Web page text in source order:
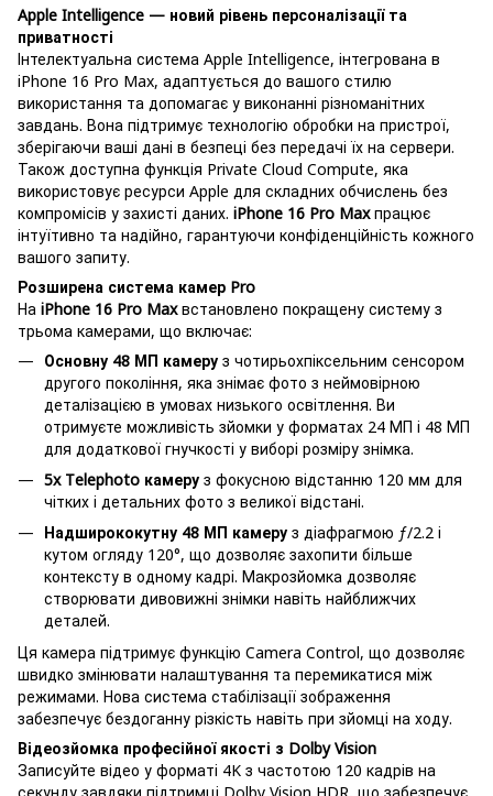
Apple Intelligence — новий рівень персоналізації та
приватності
Інтелектуальна система Apple Intelligence, інтегрована в
iPhone 16 Pro Max, адаптується до вашого стилю
використання та допомагає у виконанні різноманітних
завдань. Вона підтримує технологію обробки на пристрої,
зберігаючи ваші дані в безпеці без передачі їх на сервери.
Також доступна функція Private Cloud Compute, яка
використовує ресурси Apple для складних обчислень без
компромісів у захисті даних. iPhone 16 Pro Maxпрацює
інтуїтивно та надійно, гарантуючи конфіденційність кожного
вашого запиту.
Розширена система камер Pro
На iPhone 16 Pro Maxвстановлено покращену систему з
трьома камерами, що включає:
Основну 48 МП камеру з чотирьохпіксельним сенсором
другого покоління, яка знімає фото з неймовірною
деталізацією в умовах низького освітлення. Ви
отримуєте можливість зйомки у форматах 24 МП і 48 МП
для додаткової гнучкості у виборі розміру знімка.
5x Telephoto камеру з фокусною відстанню 120 мм для
чітких і детальних фото з великої відстані.
Надширококутну 48 МП камеру з діафрагмою ƒ/2.2 і
кутом огляду 120°, що дозволяє захопити більше
контексту в одному кадрі. Макрозйомка дозволяє
створювати дивовижні знімки навіть найближчих
деталей.
Ця камера підтримує функцію Camera Control, що дозволяє
швидко змінювати налаштування та перемикатися між
режимами. Нова система стабілізації зображення
забезпечує бездоганну різкість навіть при зйомці на ходу.
Відеозйомка професійної якості з Dolby Vision
Записуйте відео у форматі 4K з частотою 120 кадрів на